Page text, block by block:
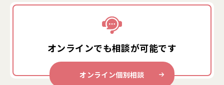
オンラインでも相談が可能です
オンライン個別相談